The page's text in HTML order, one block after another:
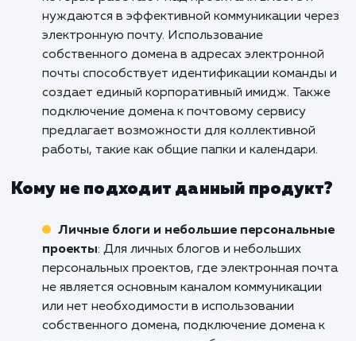
Интернет-магазины и электронная
коммерция : Услуга подключения домена к
почтовому сервису является важной для
интернет-магазинов и бизнесов
коммерции, которые активно
с клиентами через электронную почту.
Использование собственного домена в
электронной почты создает
впечатление и повышает доверие клиентов.
Кроме того, подключение домена к
сервису обеспечивает больше гибкости и
контроля над почтовыми настройками, что
особенно важно для электронной
Команды и совместная работа:
Подключение домена к почтовому сервису